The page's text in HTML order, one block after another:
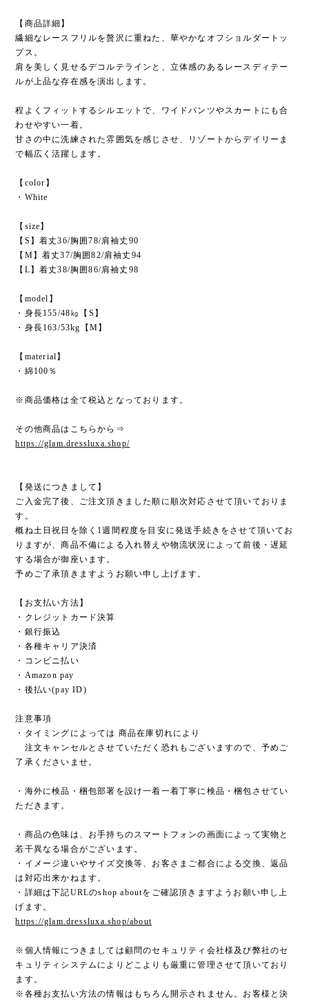
【商品詳細】
繊細なレースフリルを贅沢に重ねた、華やかなオフショルダートッ
プス。
肩を美しく見せるデコルテラインと、立体感のあるレースディテー
ルが上品な存在感を演出します。
程よくフィットするシルエットで、ワイドパンツやスカートにも合
わせやすい一着。
甘さの中に洗練された雰囲気を感じさせ、リゾートからデイリーま
で幅広く活躍します。
【color】
・White
【size】
【S】着丈36/胸囲78/肩袖丈90
【M】着丈37/胸囲82/肩袖丈94
【L】着丈38/胸囲86/肩袖丈98
【model】
・身長155/48㎏【S】
・身長163/53kg【M】
【material】
・綿100％
※商品価格は全て税込となっております。
その他商品はこちらから⇒
https://glam.dressluxa.shop/
【発送につきまして】
ご入金完了後、ご注文頂きました順に順次対応させて頂いておりま
す。
概ね土日祝日を除く1週間程度を目安に発送手続きをさせて頂いてお
りますが、商品不備による入れ替えや物流状況によって前後・遅延
する場合が御座います。
予めご了承頂きますようお願い申し上げます。
【お支払い方法】
・クレジットカード決算
・銀行振込
・各種キャリア決済
・コンビニ払い
・Amazon pay
・後払い(pay ID)
注意事項
・タイミングによっては 商品在庫切れにより
注文キャンセルとさせていただく恐れもございますので、予めご
了承くださいませ。
・海外に検品・梱包部署を設け一着一着丁寧に検品・梱包させてい
ただきます。
・商品の色味は、お手持ちのスマートフォンの画面によって実物と
若干異なる場合がございます。
・イメージ違いやサイズ交換等、お客さまご都合による交換、返品
は対応出来かねます。
・詳細は下記URLのshop aboutをご確認頂きますようお願い申し上
げます。
https://glam.dressluxa.shop/about
※個人情報につきましては顧問のセキュリティ会社様及び弊社のセ
キュリティシステムによりどこよりも厳重に管理させて頂いており
ます。
※各種お支払い方法の情報はもちろん開示されません。お客様と決